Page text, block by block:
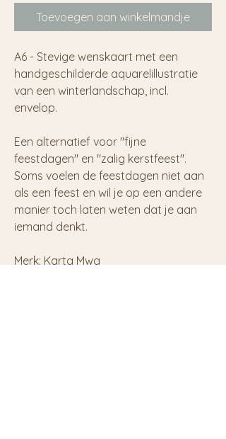
Toevoegen aan winkelmandje
A6 - Stevige wenskaart met een
handgeschilderde aquarelillustratie
van een winterlandschap, incl.
envelop.
Een alternatief voor "fijne
feestdagen" en "zalig kerstfeest".
Soms voelen de feestdagen niet aan
als een feest en wil je op een andere
manier toch laten weten dat je aan
iemand denkt.
Merk: Karta Mwa